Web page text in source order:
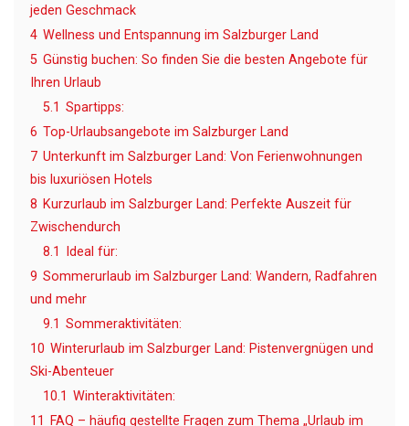
jeden Geschmack
4 Wellness und Entspannung im Salzburger Land
5 Günstig buchen: So finden Sie die besten Angebote für
Ihren Urlaub
5.1 Spartipps:
6 Top-Urlaubsangebote im Salzburger Land
7 Unterkunft im Salzburger Land: Von Ferienwohnungen
bis luxuriösen Hotels
8 Kurzurlaub im Salzburger Land: Perfekte Auszeit für
Zwischendurch
8.1
Ideal für:
9 Sommerurlaub im Salzburger Land: Wandern, Radfahren
und mehr
9.1 Sommeraktivitäten:
10 Winterurlaub im Salzburger Land: Pistenvergnügen und
Ski-Abenteuer
10.1 Winteraktivitäten:
11
FAQ – häufig gestellte Fragen zum Thema „Urlaub im